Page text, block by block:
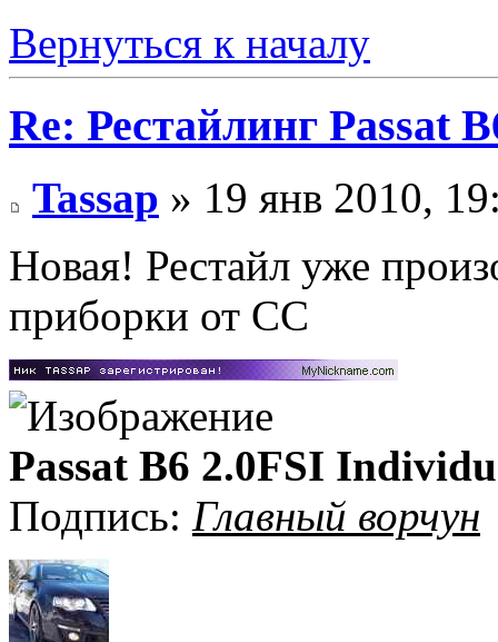
Вернуться к началу
Re: Рестайлинг Passat
Tassap » 19 янв 2010,
Новая! Рестайл уже
приборки от СС
Passat B6 2.0FSI
Подпись: Главный ворчун